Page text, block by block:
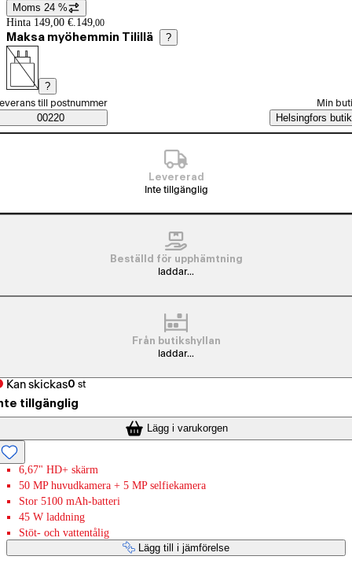
Prisinformation
Moms 24 %
Hinta 149,00 €. 149,00
Maksa myöhemmin Tilillä ?
?
Saatavuustiedot
beställningssätt
till postnummer
00220
Min
Helsingfors butik
Levererad
Inte tillgänglig
Beställd för upphämtning
laddar...
Från butikshyllan
laddar...
Kan skickas0 st
tillgänglig
Lägg i varukorgen
6,67" HD+ skärm
50 MP huvudkamera + 5 MP selfiekamera
Stor 5100 mAh-batteri
45 W laddning
Stöt- och vattentålig
Lägg till i jämförelse